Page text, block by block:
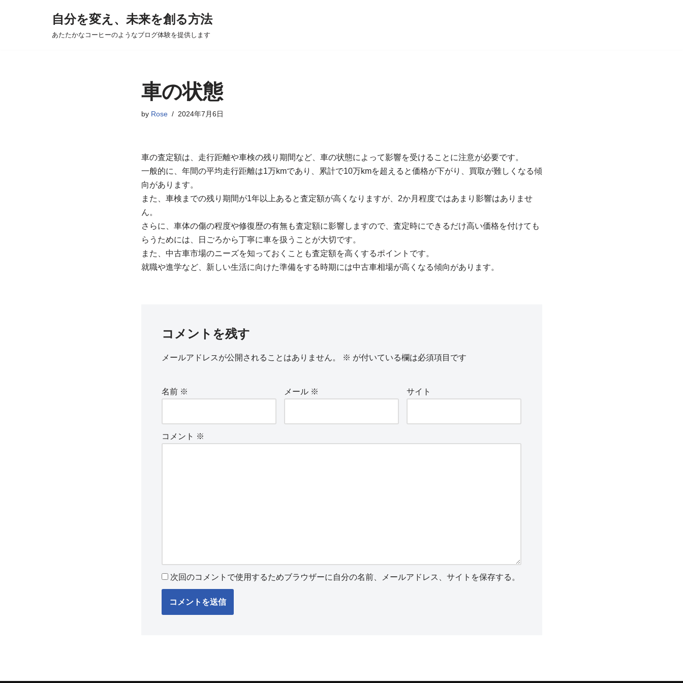
自分を変え、未来を創る方法
あたたかなコーヒーのようなブログ体験を提供します
車の状態
by Rose 2024年7月6日
車の査定額は、走行距離や車検の残り期間など、車の状態によって影響を受けることに注意が必要です。
一般的に、年間の平均走行距離は1万kmであり、累計で10万kmを超えると価格が下がり、買取が難しくなる傾
向があります。
また、車検までの残り期間が1年以上あると査定額が高くなりますが、2か月程度ではあまり影響はありませ
ん。
さらに、車体の傷の程度や修復歴の有無も査定額に影響しますので、査定時にできるだけ高い価格を付けても
らうためには、日ごろから丁寧に車を扱うことが大切です。
また、中古車市場のニーズを知っておくことも査定額を高くするポイントです。
就職や進学など、新しい生活に向けた準備をする時期には中古車相場が高くなる傾向があります。
コメントを残す
メールアドレスが公開されることはありません。 ※ が付いている欄は必須項目です
名前 ※ メール ※ サイト
コメント ※
次回のコメントで使用するためブラウザーに自分の名前、メールアドレス、サイトを保存する。